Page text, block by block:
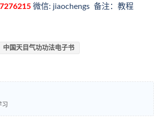
微信: jiaochengs 备注：教程
中国天目气功功法电子书
习